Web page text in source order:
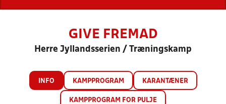
GIVE FREMAD
Herre Jyllandsserien / Træningskamp
INFO KAMPPROGRAM KARANTÆNER
KAMPPROGRAM FOR PULJE